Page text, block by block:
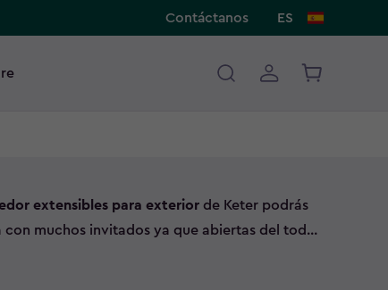
Contáctanos ES
extensibles para exterior de Keter podrás
muchos invitados ya que abiertas del todo
Ofrecen distintos acabados y están